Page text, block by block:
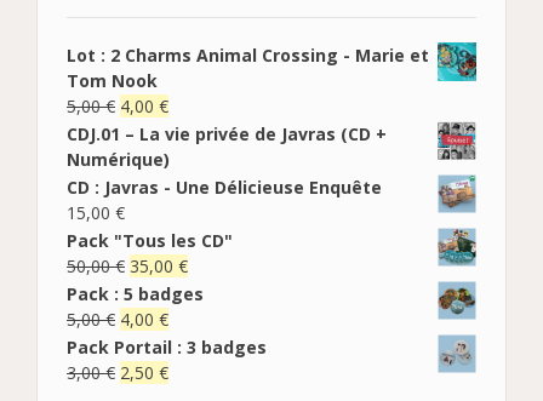
Lot : 2 Charms Animal Crossing - Marie et
Tom Nook
5,00€ 4,00 €
CDJ.01 – La vie privée de Javras (CD +
Numérique)
CD : Javras - Une Délicieuse Enquête
15,00 €
Pack "Tous les CD"
50,00€ 35,00 €
Pack : 5 badges
5,00€ 4,00 €
Pack Portail : 3 badges
3,00€ 2,50 €